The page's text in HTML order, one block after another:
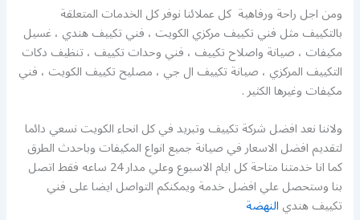
ومن اجل راحة ورفاهية كل عملائنا نوفر كل الخدمات المتعلقة
بالتكييف مثل فني تكييف مركزي الكويت ، فني تكييف هندي ، غسيل
مكيفات ، صيانة واصلاح تكييف ، فني وحدات تكييف ، تنظيف دكات
التكييف المركزي ، صيانة تكييف ال جي ، مصليح تكييف الكويت ، فني
مكيفات وغيرها الكثير .
ولاننا نعد افضل شركة تكييف وتبريد في كل انحاء الكويت نسعي دائما
لتقديم افضل الاسعار في صيانة جميع انواع المكيفات وباحدث الطرق
كما انا خدمتنا متاحة كل ايام الاسبوع وعلي مدار 24 ساعه فقط اتصل
بنا وستحصل علي افضل خدمة ويمكنكم التواصل ايضا على فني
تكييف هنديالنهضة